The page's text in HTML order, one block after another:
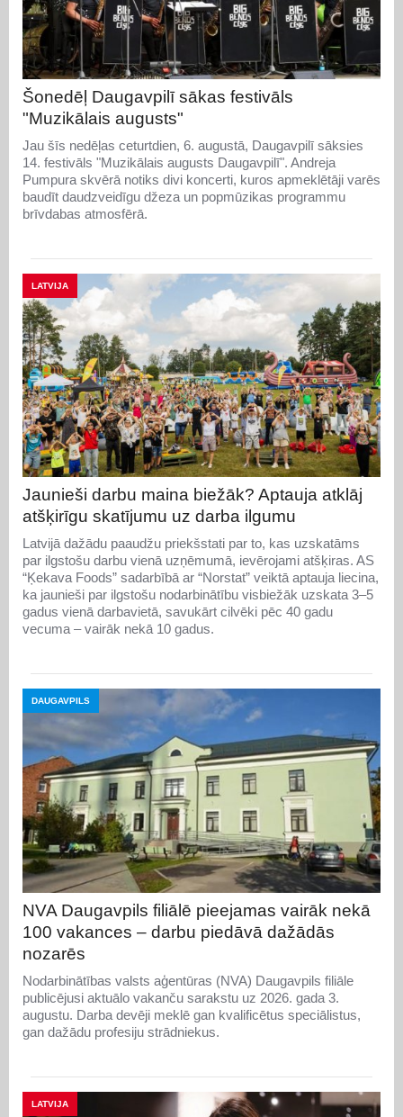
Šonedēļ Daugavpilī sākas festivāls
"Muzikālais augusts"
Jau šīs nedēļas ceturtdien, 6. augustā, Daugavpilī sāksies
14. festivāls "Muzikālais augusts Daugavpilī". Andreja
Pumpura skvērā notiks divi koncerti, kuros apmeklētāji varēs
baudīt daudzveidīgu džeza un popmūzikas programmu
brīvdabas atmosfērā.
LATVIJA
Jaunieši darbu maina biežāk? Aptauja atklāj
atšķirīgu skatījumu uz darba ilgumu
Latvijā dažādu paaudžu priekšstati par to, kas uzskatāms
par ilgstošu darbu vienā uzņēmumā, ievērojami atšķiras. AS
“Ķekava Foods” sadarbībā ar “Norstat” veiktā aptauja liecina,
ka jaunieši par ilgstošu nodarbinātību visbiežāk uzskata 3–5
gadus vienā darbavietā, savukārt cilvēki pēc 40 gadu
vecuma – vairāk nekā 10 gadus.
DAUGAVPILS
NVA Daugavpils filiālē pieejamas vairāk nekā
100 vakances – darbu piedāvā dažādās
nozarēs
Nodarbinātības valsts aģentūras (NVA) Daugavpils filiāle
publicējusi aktuālo vakanču sarakstu uz 2026. gada 3.
augustu. Darba devēji meklē gan kvalificētus speciālistus,
gan dažādu profesiju strādniekus.
LATVIJA